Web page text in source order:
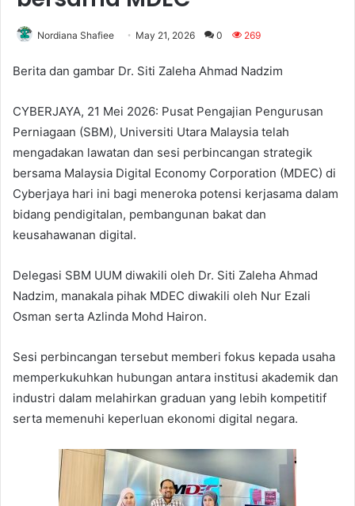
Nordiana Shafiee May 21, 2026 0 269
Berita dan gambar Dr. Siti Zaleha Ahmad Nadzim
CYBERJAYA, 21 Mei 2026: Pusat Pengajian Pengurusan
Perniagaan (SBM), Universiti Utara Malaysia telah
mengadakan lawatan dan sesi perbincangan strategik
bersama Malaysia Digital Economy Corporation (MDEC) di
Cyberjaya hari ini bagi meneroka potensi kerjasama dalam
bidang pendigitalan, pembangunan bakat dan
keusahawanan digital.
Delegasi SBM UUM diwakili oleh Dr. Siti Zaleha Ahmad
Nadzim, manakala pihak MDEC diwakili oleh Nur Ezali
Osman serta Azlinda Mohd Hairon.
Sesi perbincangan tersebut memberi fokus kepada usaha
memperkukuhkan hubungan antara institusi akademik dan
industri dalam melahirkan graduan yang lebih kompetitif
serta memenuhi keperluan ekonomi digital negara.